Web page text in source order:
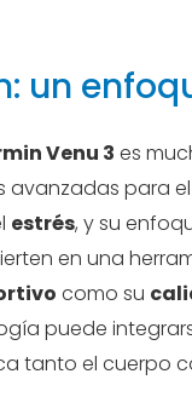
un
Venu 3 es
avanzadas para el
estrés, y su
en una
como su
puede
tanto el cuerpo